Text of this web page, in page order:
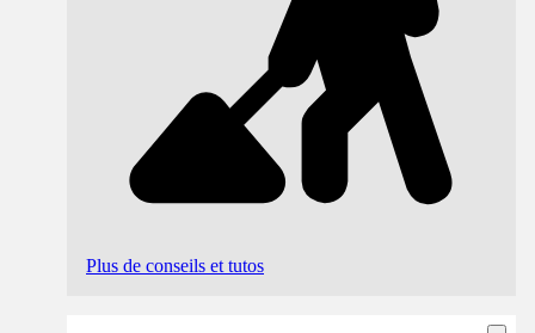
Plus de conseils et tutos